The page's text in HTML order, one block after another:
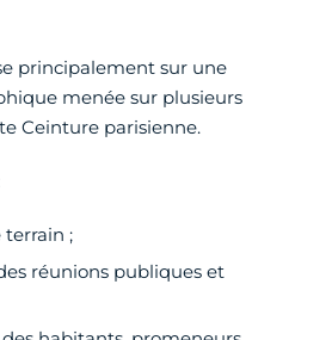
principalement sur une
menée sur plusieurs
Ceinture parisienne.
terrain ;
réunions publiques et